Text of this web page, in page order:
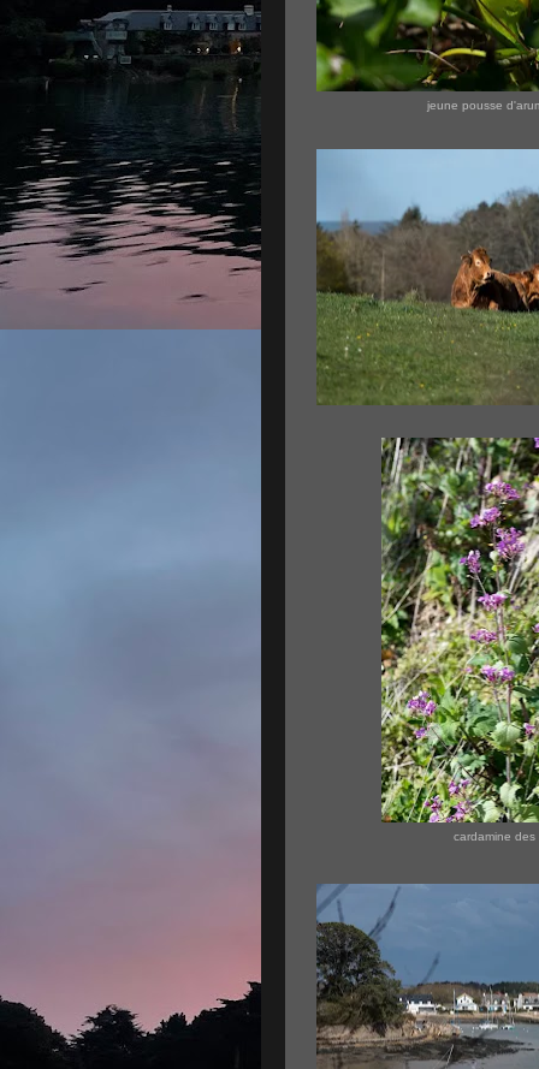
jeune pousse
cardamine des